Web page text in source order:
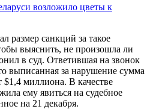
возложило цветы к
размер санкций за такое
выяснить, не произошла ли
в суд. Ответившая на звонок
выписанная за нарушение сумма
$1,4 миллиона. В качестве
ему явиться на судебное
на 21 декабря.